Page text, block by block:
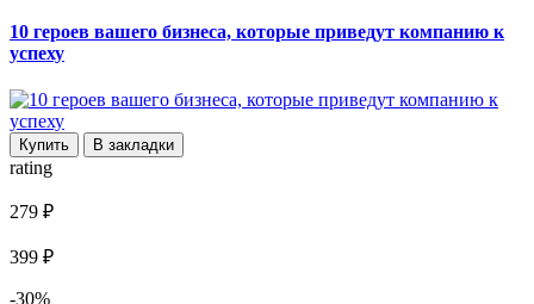
10 героев вашего бизнеса, которые приведут компанию к
успеху
Купить В закладки
rating
279 ₽
399 ₽
-30%